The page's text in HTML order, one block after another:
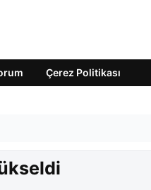
Çerez Politikası